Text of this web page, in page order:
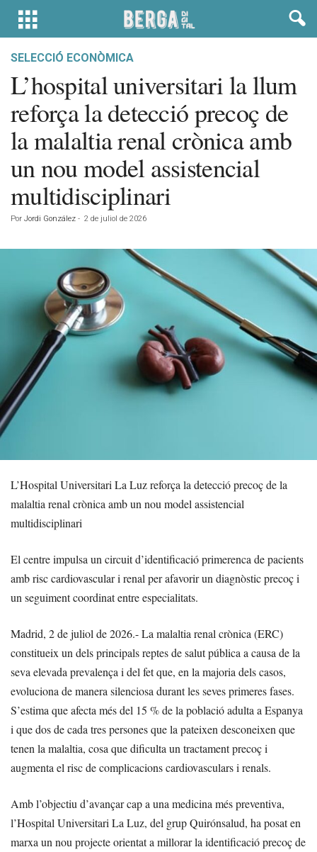
SELECCIÓ ECONÒMICA
L’hospital universitari la llum
reforça la detecció precoç de
la malaltia renal crònica amb
un nou model assistencial
multidisciplinari
Por Jordi González - 2 de juliol de 2026
L’Hospital Universitari La Luz reforça la detecció precoç de la
malaltia renal crònica amb un nou model assistencial
multidisciplinari
El centre impulsa un circuit d’identificació primerenca de pacients
amb risc cardiovascular i renal per afavorir un diagnòstic precoç i
un seguiment coordinat entre especialitats.
Madrid, 2 de juliol de 2026.- La malaltia renal crònica (ERC)
constitueix un dels principals reptes de salut pública a causa de la
seva elevada prevalença i del fet que, en la majoria dels casos,
evoluciona de manera silenciosa durant les seves primeres fases.
S’estima que afecta més del 15 % de la població adulta a Espanya
i que dos de cada tres persones que la pateixen desconeixen que
tenen la malaltia, cosa que dificulta un tractament precoç i
augmenta el risc de complicacions cardiovasculars i renals.
Amb l’objectiu d’avançar cap a una medicina més preventiva,
l’Hospital Universitari La Luz, del grup Quirónsalud, ha posat en
marxa un nou projecte orientat a millorar la identificació precoç de